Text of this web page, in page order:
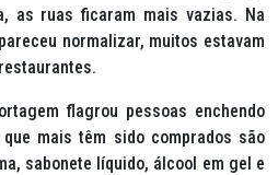
as ruas ficaram mais vazias. Na
normalizar, muitos estavam
flagrou pessoas enchendo
mais têm sido comprados são
sabonete líquido, álcool em gel e